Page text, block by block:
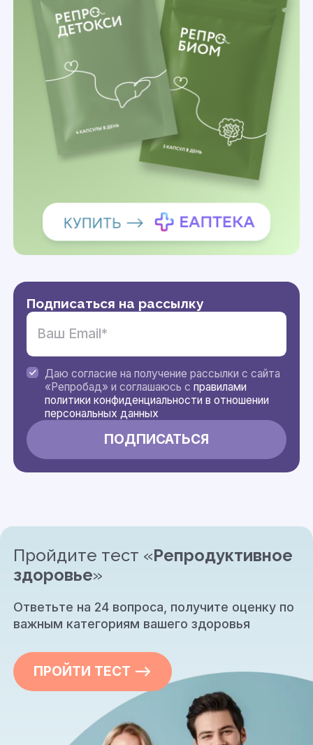
Подписаться на рассылку
Даю согласие на получение рассылки с сайта
«Репробад» и соглашаюсь справилами
политики конфиденциальности в отношении
персональных данных
Пройдите тест «Репродуктивное
здоровье»
Ответьте на 24 вопроса, получите оценку по
важным категориям вашего здоровья
ПРОЙТИ ТЕСТ —>